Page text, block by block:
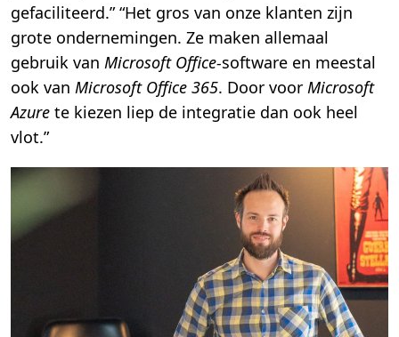
gefaciliteerd.” “Het gros van onze klanten zijn
grote ondernemingen. Ze maken allemaal
gebruik van Microsoft Office-software en meestal
ook van Microsoft Office 365. Door voor Microsoft
Azure te kiezen liep de integratie dan ook heel
vlot.”